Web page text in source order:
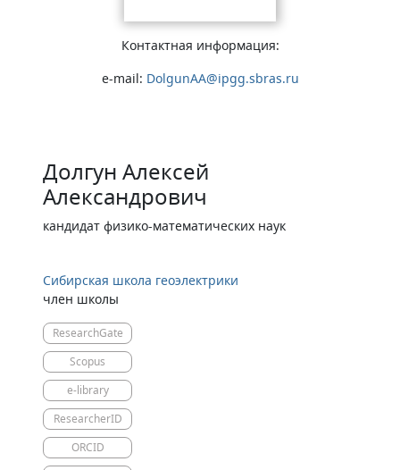
Контактная информация:
e-mail: DolgunAA@ipgg.sbras.ru
Долгун Алексей
Александрович
кандидат физико-математических наук
Сибирская школа геоэлектрики
член школы
ResearchGate
Scopus
e-library
ResearcherID
ORCID